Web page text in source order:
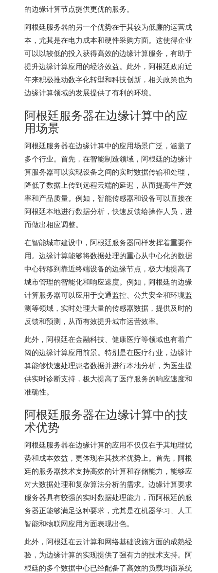
的边缘计算节点提供更优的服务。
阿根廷服务器的另一个优势在于其较为低廉的运营成
本，尤其是在电力成本和硬件采购方面。这使得企业
可以以较低的投入获得高效的边缘计算服务，有助于
提升边缘计算应用的经济效益。此外，阿根廷政府近
年来积极推动数字化转型和科技创新，相关政策也为
边缘计算领域的发展提供了有利的环境。
阿根廷服务器在边缘计算中的应
用场景
阿根廷服务器在边缘计算中的应用场景广泛，涵盖了
多个行业。首先，在智能制造领域，阿根廷的边缘计
算服务器可以实现设备之间的实时数据传输和处理，
降低了数据上传到远程云端的延迟，从而提高生产效
率和产品质量。例如，智能传感器和设备可以直接在
阿根廷本地进行数据分析，快速反馈给操作人员，进
而做出相应调整。
在智能城市建设中，阿根廷服务器同样发挥着重要作
用。边缘计算能够将数据处理的重心从中心化的数据
中心转移到靠近终端设备的边缘节点，极大地提高了
城市管理的智能化和响应速度。例如，阿根廷的边缘
计算服务器可以应用于交通监控、公共安全和环境监
测等领域，实时处理大量的传感器数据，提供及时的
反馈和预测，从而有效提升城市运营效率。
此外，阿根廷在金融科技、健康医疗等领域也有着广
阔的边缘计算应用前景。特别是在医疗行业，边缘计
算能够快速处理患者数据并进行本地分析，为医生提
供实时诊断支持，极大提高了医疗服务的响应速度和
准确性。
阿根廷服务器在边缘计算中的技
术优势
阿根廷服务器在边缘计算的应用不仅仅在于其地理优
势和成本效益，更体现在其技术优势上。首先，阿根
廷的服务器技术支持高效的计算和存储能力，能够应
对大数据处理和复杂算法分析的需求。边缘计算要求
服务器具有较强的实时数据处理能力，而阿根廷的服
务器正能够满足这种要求，尤其是在机器学习、人工
智能和物联网应用方面表现出色。
此外，阿根廷在云计算和网络基础设施方面的成熟经
验，为边缘计算的实现提供了强有力的技术支持。阿
根廷的多个数据中心已经配备了高效的负载均衡系统